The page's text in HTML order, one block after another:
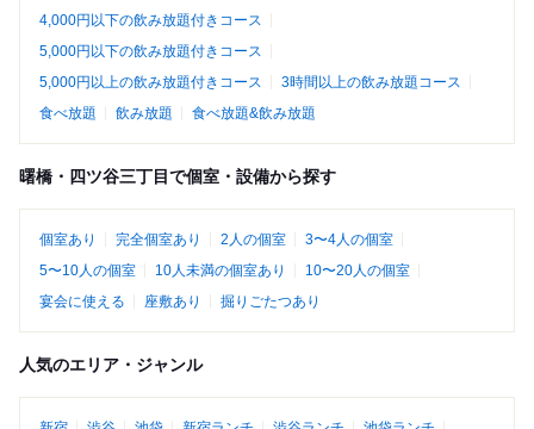
4,000円以下の飲み放題付きコース
5,000円以下の飲み放題付きコース
5,000円以上の飲み放題付きコース
3時間以上の飲み放題コース
食べ放題
飲み放題 食べ放題&飲み放題
曙橋・四ツ谷三丁目で個室・設備から探す
個室あり 完全個室あり 2人の個室
3〜4人の個室
5〜10人の個室
10人未満の個室あり
10〜20人の個室
宴会に使える
座敷あり 掘りごたつあり
人気のエリア・ジャンル